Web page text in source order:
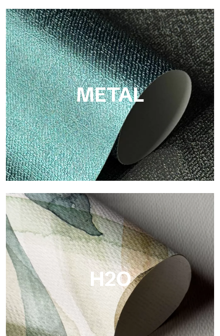
ECO
Eco de Tecnografica es el papel pintado ecológico de fibra de
celulosa: soporte sostenible, sin PVC, con colores claros y de
alta calidad.
METAL
Metal
Metal es el papel pintado metálico de Tecnografica, con
reflejos metálicos únicos que resaltan los colores oro, plata,
cobre y ricos.
H2O